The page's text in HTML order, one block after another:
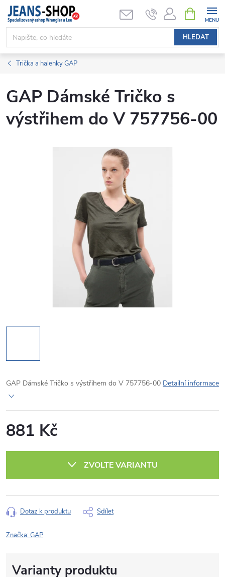
Přejít
obsah
HLEDAT
NÁKUPNÍ
KOŠÍK
Trička a halenky GAP
GAP Dámské Tričko s
výstřihem do V 757756-00
GAP Dámské Tričko s výstřihem do V 757756-00 Detailní informace
881 Kč
ZVOLTE VARIANTU
Dotaz k produktu Sdílet
Značka:GAP